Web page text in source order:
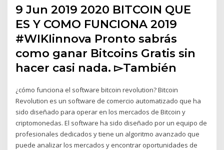
9 Jun 2019 2020 BITCOIN QUE
ES Y COMO FUNCIONA 2019
#WIKIinnova Pronto sabrás
como ganar Bitcoins Gratis sin
hacer casi nada. ▻También
¿cómo funciona el software bitcoin revolution? Bitcoin
Revolution es un software de comercio automatizado que ha
sido diseñado para operar en los mercados de Bitcoin y
criptomonedas. El software ha sido diseñado por un equipo de
profesionales dedicados y tiene un algoritmo avanzado que
puede analizar los mercados y encontrar oportunidades de